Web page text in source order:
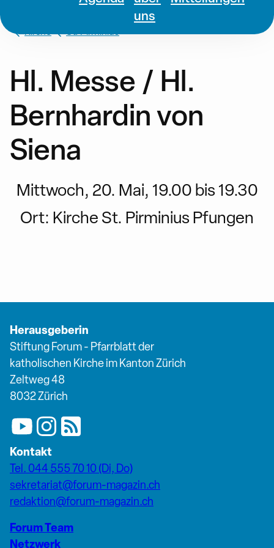
uns
Kirche St. Pirminius
Hl. Messe / Hl.
Bernhardin von
Siena
Mittwoch, 20. Mai, 19.00 bis 19.30
Ort: Kirche St. Pirminius Pfungen
Herausgeberin
Stiftung Forum - Pfarrblatt der
katholischen Kirche im Kanton Zürich
Zeltweg 48
8032 Zürich
Kontakt
Tel. 044 555 70 10 (Di, Do)
sekretariat@forum-magazin.ch
redaktion@forum-magazin.ch
Forum Team
Netzwerk